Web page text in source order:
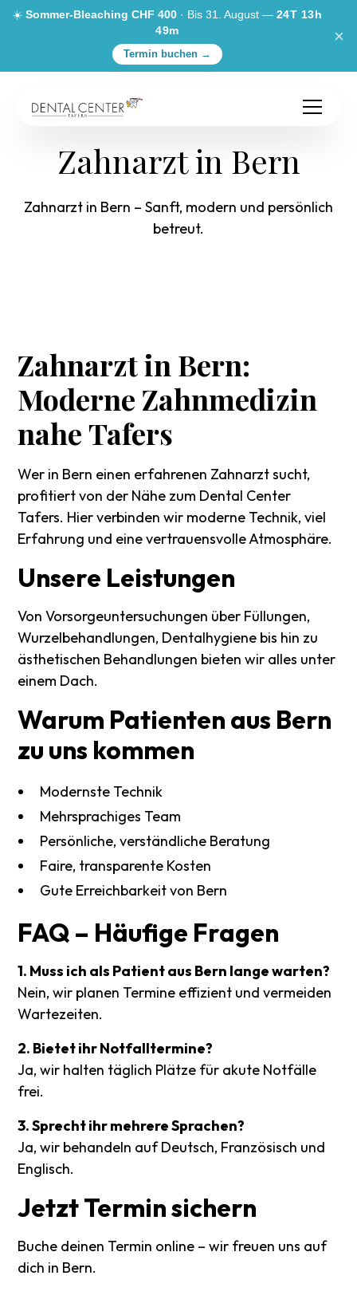
☀️Sommer-Bleaching CHF 400 · Bis 31. August —24T 13h
49m
Termin buchen →
×
Zahnarzt in Bern
Zahnarzt in Bern – Sanft, modern und persönlich
betreut.
Zahnarztin Bern:
Moderne Zahnmedizin
naheTafers
Wer in Bern einen erfahrenen Zahnarzt sucht,
profitiert von der Nähe zum Dental Center
Tafers. Hier verbinden wir moderne Technik, viel
Erfahrung und eine vertrauensvolle Atmosphäre.
Unsere Leistungen
Von Vorsorgeuntersuchungen über Füllungen,
Wurzelbehandlungen, Dentalhygiene bis hin zu
ästhetischen Behandlungen bieten wir alles unter
einem Dach.
Warum Patienten aus Bern
zu uns kommen
Modernste Technik
Mehrsprachiges Team
Persönliche, verständliche Beratung
Faire, transparente Kosten
Gute Erreichbarkeit von Bern
FAQ – Häufige Fragen
1. Muss ich als Patient aus Bern lange warten?
Nein, wir planen Termine effizient und vermeiden
Wartezeiten.
2. Bietet ihr Notfalltermine?
Ja, wir halten täglich Plätze für akute Notfälle
frei.
3. Sprecht ihr mehrere Sprachen?
Ja, wir behandeln auf Deutsch, Französisch und
Englisch.
JetztTerminsichern
Buche deinen Termin online – wir freuen uns auf
dich in Bern.